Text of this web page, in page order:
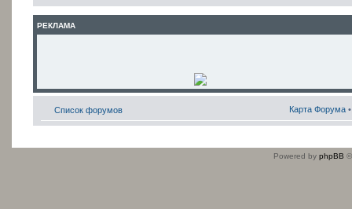
РЕКЛАМА
Список форумов Карта Форума
Powered by phpBB